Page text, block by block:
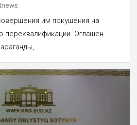
им покушения на
переквалификации. Оглашен